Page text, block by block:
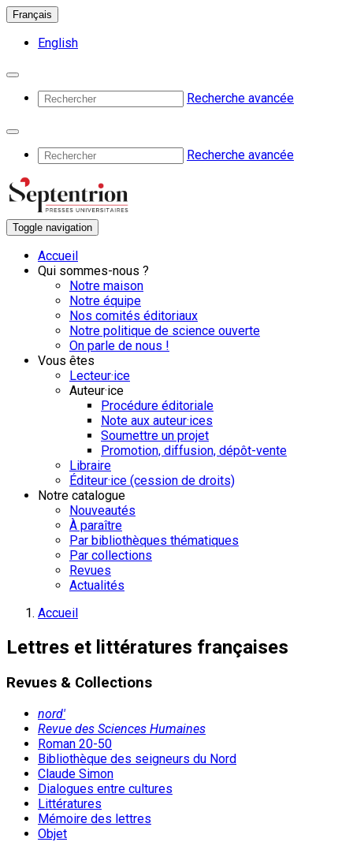
Français
English
Recherche avancée
Recherche avancée
Toggle navigation
Accueil
Qui sommes-nous ?
Notre maison
Notre équipe
Nos comités éditoriaux
Notre politique de science ouverte
On parle de nous !
Vous êtes
Lecteur·ice
Auteur·ice
Procédure éditoriale
Note aux auteur·ices
Soumettre un projet
Promotion, diffusion, dépôt-vente
Libraire
Éditeur·ice (cession de droits)
Notre catalogue
Nouveautés
À paraître
Par bibliothèques thématiques
Par collections
Revues
Actualités
Accueil
Lettres et littératures françaises
Revues & Collections
nord'
Revue des Sciences Humaines
Roman 20-50
Bibliothèque des seigneurs du Nord
Claude Simon
Dialogues entre cultures
Littératures
Mémoire des lettres
Objet